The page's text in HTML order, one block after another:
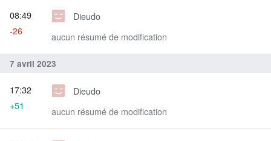
Dieudo
aucun résumé de modification
08:49
-26
7 avril 2023
Dieudo
aucun résumé de modification
17:32
+51